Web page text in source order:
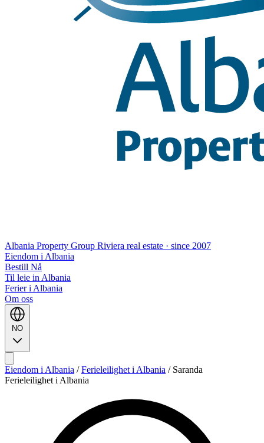
Albania Property Group Riviera real estate · since 2007
Eiendom i Albania
Bestill Nå
Til leie in Albania
Ferier i Albania
Om oss
NO
Eiendom i Albania / Ferieleilighet i Albania / Saranda
Ferieleilighet i Albania